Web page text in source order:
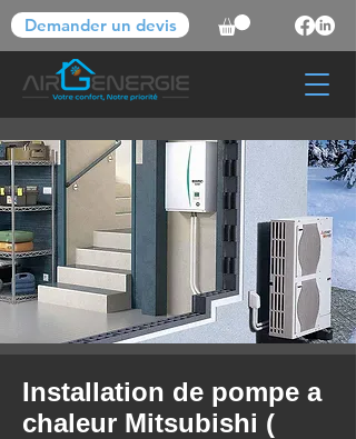
Demander un devis
Installation de pompe a
chaleur Mitsubishi (